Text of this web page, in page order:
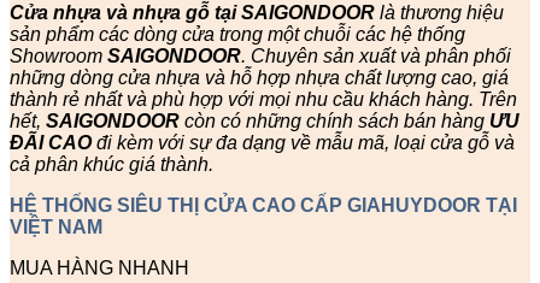
Cửa nhựa và nhựa gỗ tại SAIGONDOOR là thương hiệu
sản phẩm các dòng cửa trong một chuỗi các hệ thống
Showroom SAIGONDOOR. Chuyên sản xuất và phân phối
những dòng cửa nhựa và hỗ hợp nhựa chất lượng cao, giá
thành rẻ nhất và phù hợp với mọi nhu cầu khách hàng. Trên
hết, SAIGONDOOR còn có những chính sách bán hàng ƯU
ĐÃI CAOđi kèm với sự đa dạng về mẫu mã, loại cửa gỗ và
cả phân khúc giá thành.
HỆ THỐNG SIÊU THỊ CỬA CAO CẤP GIAHUYDOOR TẠI
VIỆT NAM
MUA HÀNG NHANH